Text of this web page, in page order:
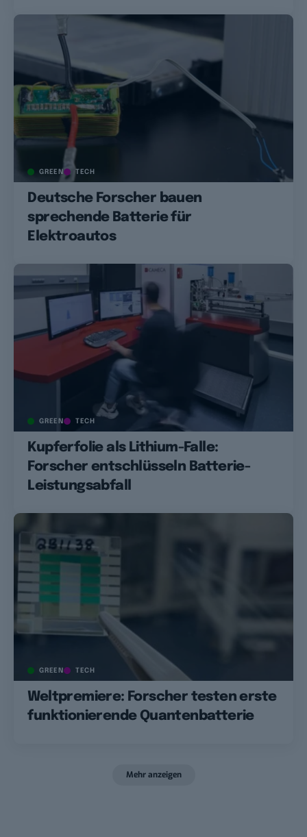
GREEN TECH
Deutsche Forscher bauen
sprechende Batterie für
Elektroautos
GREEN TECH
Kupferfolie als Lithium-Falle:
Forscher entschlüsseln Batterie-
Leistungsabfall
GREEN TECH
Weltpremiere: Forscher testen erste
funktionierende Quantenbatterie
Mehr anzeigen